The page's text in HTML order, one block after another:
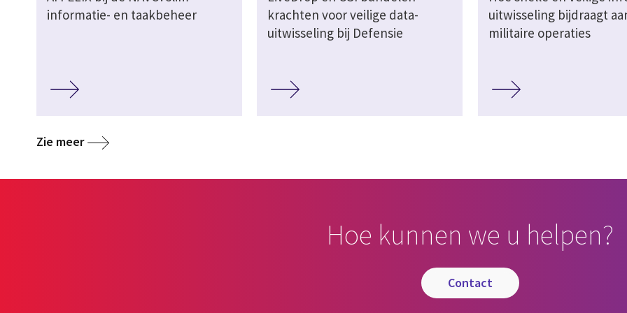
informatie- en taakbeheer
krachten voor veilige data-
uitwisseling bij Defensie
uitwisseling bijdraagt
militaire operaties
Zie meer
Hoe kunnen we u helpen?
contact